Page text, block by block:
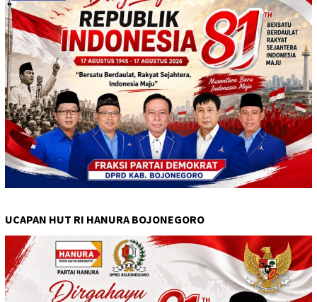
UCAPAN HUT RI HANURA BOJONEGORO